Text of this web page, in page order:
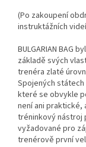
(Po zakoupení
instruktážních
BULGARIAN BAG
základě svých
trenéra zlaté
Spojených
které se obvykle
není ani
tréninkový nástroj
vyžadované pro
trenérově první